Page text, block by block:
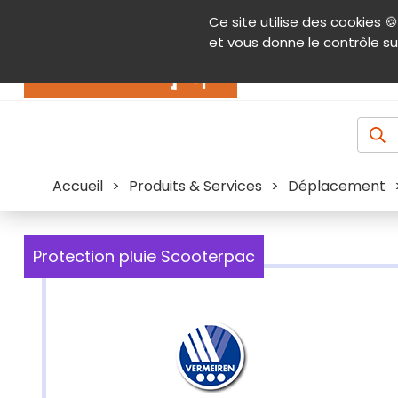
Ce site utilise des cookies 🍪
et vous donne le contrôle
Contenu Aide et accessibilité Menu
Accueil > Produits & Services > Déplacement
Protection pluie Scooterpac